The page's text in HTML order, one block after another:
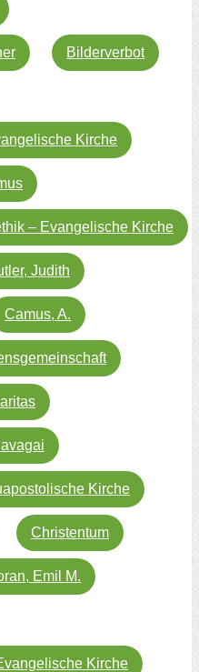
Bilderverbot
Kirche
– Evangelische Kirche
Judith
Camus, A.
Kirche
Christentum
Emil M.
Kirche